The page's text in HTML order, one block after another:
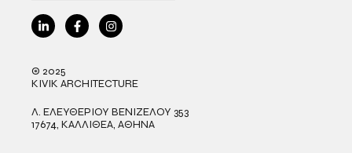
© 2025
KIVIK ARCHITECTURE
Λ. ΕΛΕΥΘΕΡΙΟΥ ΒΕΝΙΖΕΛΟΥ 353
17674, ΚΑΛΛΙΘΕΑ, ΑΘΗΝΑ